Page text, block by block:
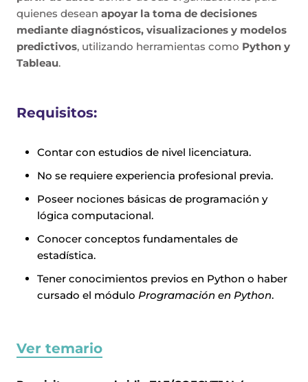
quienes desean apoyar la toma de decisiones
mediante diagnósticos, visualizaciones y modelos
predictivos, utilizando herramientas como Python y
Tableau.
Requisitos:
Contar con estudios de nivel licenciatura.
No se requiere experiencia profesional previa.
Poseer nociones básicas de programación y
lógica computacional.
Conocer conceptos fundamentales de
estadística.
Tener conocimientos previos en Python o haber
cursado el módulo Programación en Python.
Ver temario